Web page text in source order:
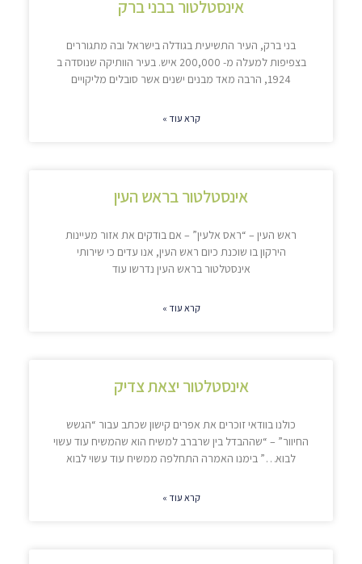
אינסטלטור בבני ברק
בני ברק, העיר התשיעית בגודלה בישראל ובה מתגוררים
בצפיפות למעלה מ- 200,000 איש. בעיר הוותיקה שנוסדה ב
1924, הרבה מאד מבנים ישנים אשר סובלים מליקויים
קרא עוד »
אינסטלטור בראש העין
ראש העין – “ראס אלעין” – אם בודקים את אזור מעיינות
הירקון בו שוכנת כיום ראש העין, אנו עדים כי שירותי
אינסטלטור בראש העין נדרשו עוד
קרא עוד »
אינסטלטור יצאת צדיק
כולנו בוודאי זוכרים את אפרים קישון שכתב עבור “הגשש
החיוור” – “שההבדל בין שרברב למשיח הוא שהמשיח עוד עשוי
לבוא…” בימנו האמרה התחלפה ממשיח עוד עשוי לבוא
קרא עוד »